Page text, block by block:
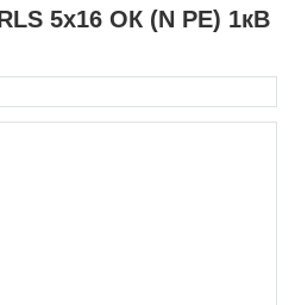
5х16 ОК (N PE) 1кВ